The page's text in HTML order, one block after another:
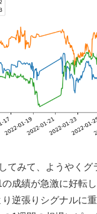
てみて、ようやくグ
の成績が急激に好転
逆張りシグナルに